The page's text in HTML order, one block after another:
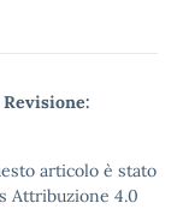
Revisione:
articolo è stato
Attribuzione 4.0